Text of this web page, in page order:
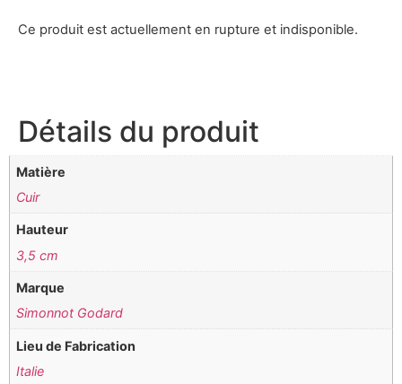
Ce produit est actuellement en rupture et indisponible.
Détails du produit
Matière
Cuir
Hauteur
3,5 cm
Marque
Simonnot Godard
Lieu de Fabrication
Italie